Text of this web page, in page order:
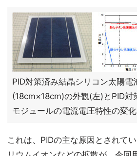
PID対策済み結晶シリコン太陽電
(18cm×18cm)の外観(左)とPID対
モジュールの電流電圧特性の変
これは、PIDの主な原因とされて